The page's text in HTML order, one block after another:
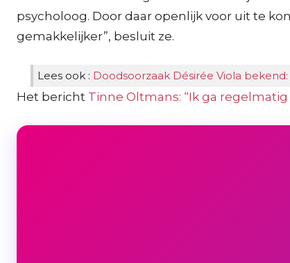
psycholoog. Door daar openlijk voor uit te
gemakkelijker”, besluit ze.
Lees ook : Doodsoorzaak Désirée Viola
Het bericht Tinne Oltmans: “Ik ga